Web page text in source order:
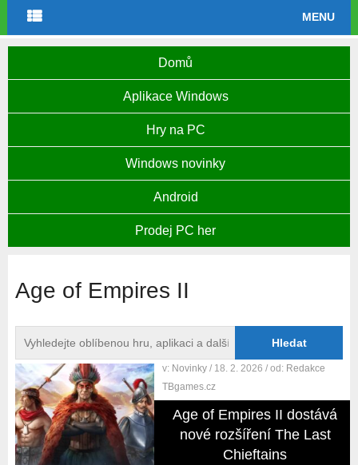
MENU
Domů
Aplikace Windows
Hry na PC
Windows novinky
Android
Prodej PC her
Age of Empires II
v: Novinky / 18. 2. 2026 / od: Redakce
TBgames.cz
Age of Empires II dostává
nové rozšíření The Last
Chieftains